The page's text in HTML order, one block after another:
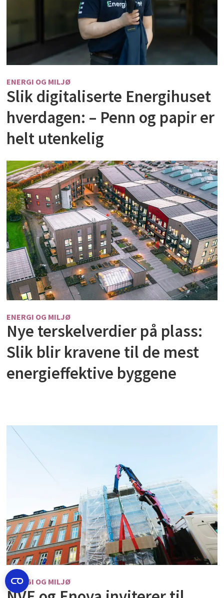
ENERGI OG MILJØ
Slik digitaliserte Energihuset
hverdagen: – Penn og papir er
helt utenkelig
ENERGI OG MILJØ
Nye terskelverdier på plass:
Slik blir kravene til de mest
energieffektive byggene
ENERGI OG MILJØ